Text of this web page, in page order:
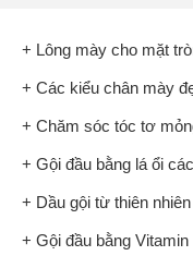
+ Lông mày cho mặt
+ Các kiểu chân mày
+ Chăm sóc tóc tơ
+ Gội đầu bằng lá ổi
+ Dầu gội từ thiên
+ Gội đầu bằng